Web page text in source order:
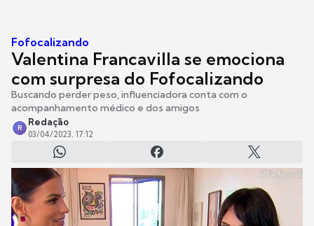
Fofocalizando
Valentina Francavilla se emociona
com surpresa do Fofocalizando
Buscando perder peso, influenciadora conta com o
acompanhamento médico e dos amigos
R
Redação
03/04/2023, 17:12